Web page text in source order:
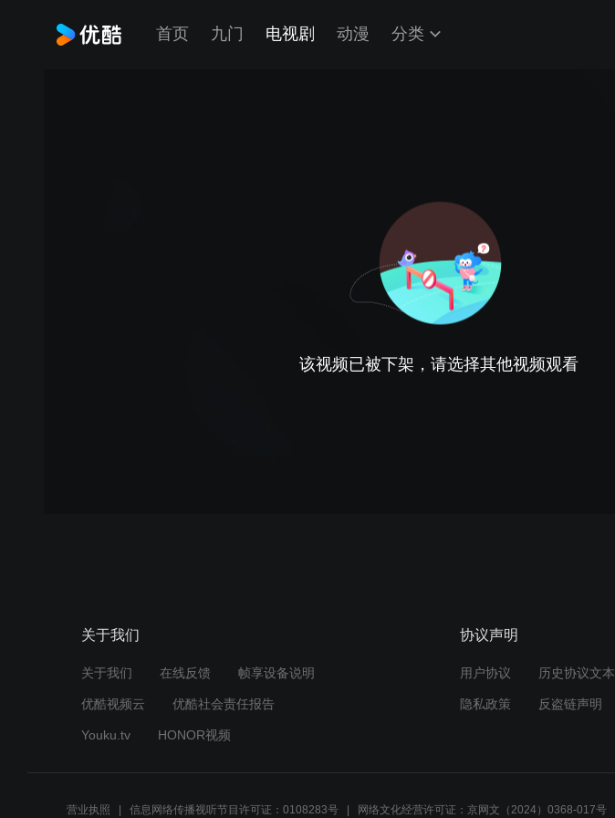
首页 九门 电视剧 动漫 分类
该视频已被下架，请选择其他视频观看
关于我们
关于我们 在线反馈 帧享设备说明
优酷视频云 优酷社会责任报告
Youku.tv HONOR视频
协议声明
用户协议 历史协议文本
隐私政策 反盗链声明
营业执照 信息网络传播视听节目许可证：0108283号 网络文化经营许可证：京网文（2024）0368-017号